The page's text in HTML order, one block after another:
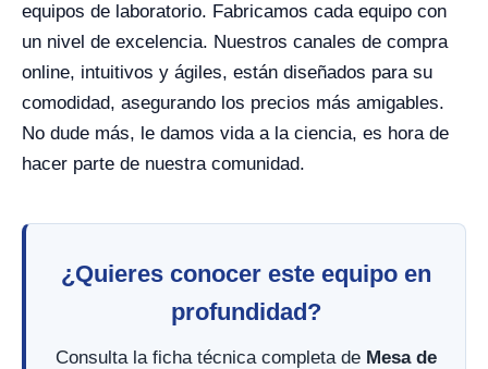
equipos de laboratorio. Fabricamos cada equipo con
un nivel de excelencia. Nuestros canales de compra
online, intuitivos y ágiles, están diseñados para su
comodidad, asegurando los precios más amigables.
No dude más, le damos vida a la ciencia, es hora de
hacer parte de nuestra comunidad.
¿Quieres conocer este equipo en
profundidad?
Consulta la ficha técnica completa de Mesa de